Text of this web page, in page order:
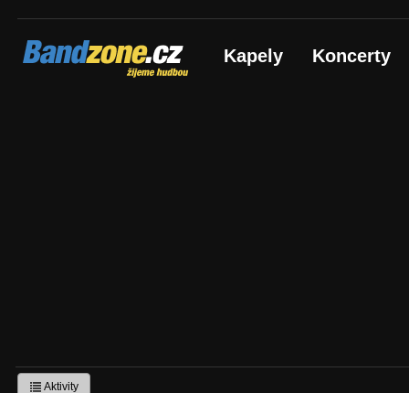
Bandzone.cz
žijeme hudbou Kapely Koncerty
Aktivity